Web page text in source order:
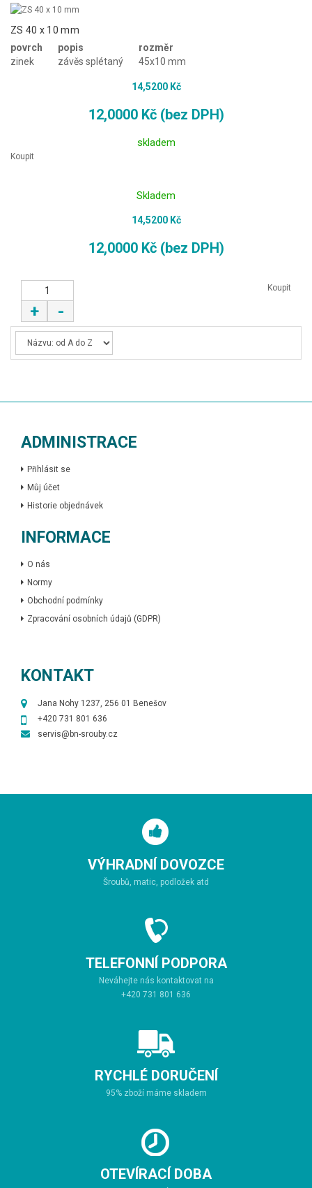
ZS 40 x 10 mm
povrch
zinek
popis
závěs splétaný
rozměr
45x10 mm
14,5200 Kč
12,0000 Kč (bez DPH)
skladem
Koupit
Skladem
14,5200 Kč
12,0000 Kč (bez DPH)
+ -
Koupit
ADMINISTRACE
Přihlásit se
Můj účet
Historie objednávek
INFORMACE
O nás
Normy
Obchodní podmínky
Zpracování osobních údajů (GDPR)
KONTAKT
Jana Nohy 1237, 256 01 Benešov
+420 731 801 636
servis@bn-srouby.cz
VÝHRADNÍ DOVOZCE
Šroubů, matic, podložek atd
TELEFONNÍ PODPORA
Neváhejte nás kontaktovat na
+420 731 801 636
RYCHLÉ DORUČENÍ
95% zboží máme skladem
OTEVÍRACÍ DOBA